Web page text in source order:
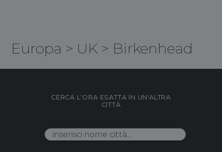
Europa > UK > Birkenhead
CERCA L'ORA ESATTA IN UN'ALTRA
CITTÀ